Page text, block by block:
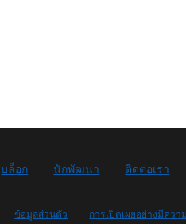
บล็อก นักพัฒนา ติดต่อเรา
ข้อมูลส่วนตัว การเปิดเผยอย่างมีคว